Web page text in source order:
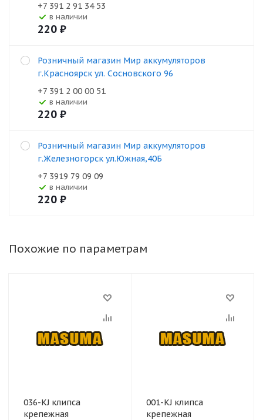
+7 391 2 91 34 53
В наличии
220 ₽
Розничный магазин Мир аккумуляторов
г.Красноярск ул. Сосновского 96
+7 391 2 00 00 51
В наличии
220 ₽
Розничный магазин Мир аккумуляторов
г.Железногорск ул.Южная,40Б
+7 3919 79 09 09
В наличии
220 ₽
Похожие по параметрам
036-KJ клипса
крепежная
001-KJ клипса
крепежная